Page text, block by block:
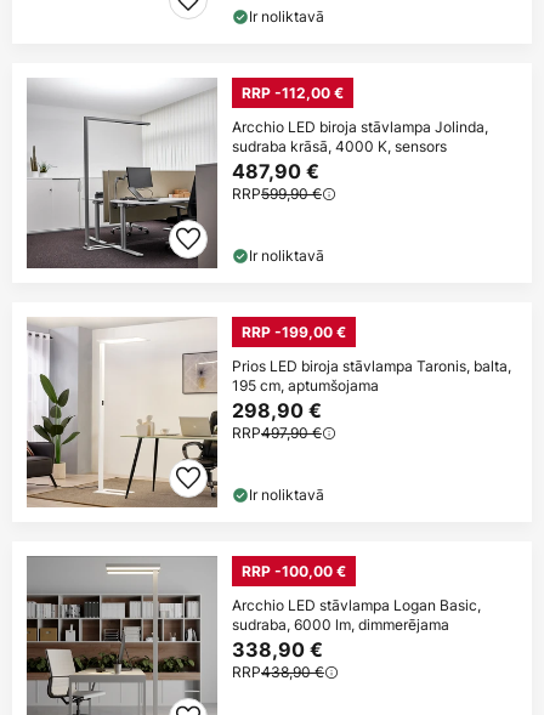
Ir noliktavā
RRP -112,00 €
Arcchio LED biroja stāvlampa Jolinda,
sudraba krāsā, 4000 K, sensors
487,90 €
RRP599,90 €
Ir noliktavā
RRP -199,00 €
Prios LED biroja stāvlampa Taronis, balta,
195 cm, aptumšojama
298,90 €
RRP497,90 €
Ir noliktavā
RRP -100,00 €
Arcchio LED stāvlampa Logan Basic,
sudraba, 6000 lm, dimmerējama
338,90 €
RRP438,90 €